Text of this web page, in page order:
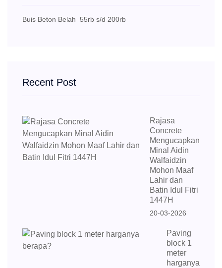
Buis Beton Belah 55rb s/d 200rb
Recent Post
Rajasa
Concrete
Mengucapkan
Minal Aidin
Walfaidzin
Mohon Maaf
Lahir dan
Batin Idul Fitri
1447H
20-03-2026
Paving
block 1
meter
harganya